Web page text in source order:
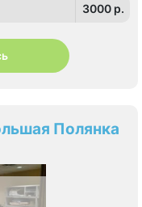
3000 p.
Полянка